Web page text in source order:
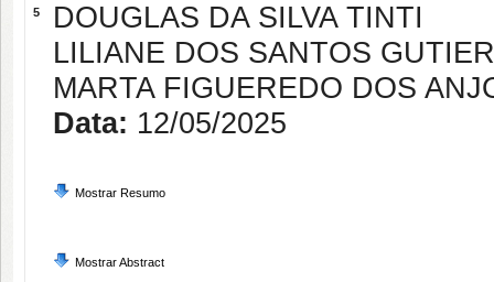
5
DOUGLAS DA SILVA TINTI
LILIANE DOS SANTOS
MARTA FIGUEREDO DOS
Data: 12/05/2025
Mostrar Resumo
Mostrar Abstract